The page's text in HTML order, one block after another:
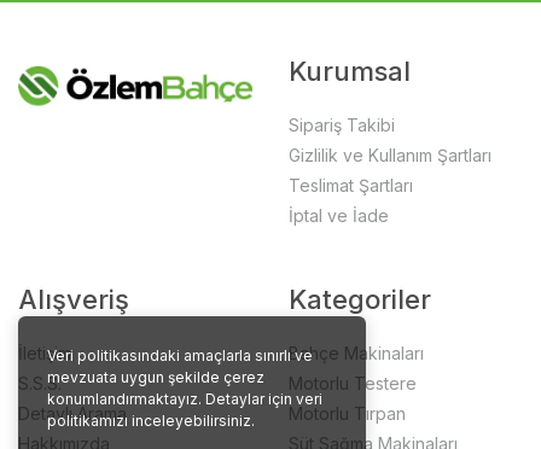
Veri politikasındaki amaçlarla sınırlı ve
mevzuata uygun şekilde çerez
konumlandırmaktayız. Detaylar için veri
politikamızı inceleyebilirsiniz.
Kurumsal
Sipariş Takibi
Gizlilik ve Kullanım Şartları
Teslimat Şartları
İptal ve İade
Alışveriş
İletişim
S.S.S.
Detaylı Arama
Hakkımızda
Kategoriler
Bahçe Makinaları
Motorlu Testere
Motorlu Tırpan
Süt Sağma Makinaları